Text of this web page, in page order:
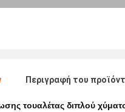
Περιγραφή του
τουαλέτας διπλού